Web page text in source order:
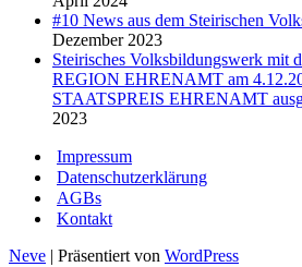
#10 News aus dem Steirischen
Dezember 2023
Steirisches Volksbildungswerk mit
REGION EHRENAMT am
STAATSPREIS EHRENAMT
2023
Impressum
Datenschutzerklärung
AGBs
Kontakt
Neve | Präsentiert von WordPress